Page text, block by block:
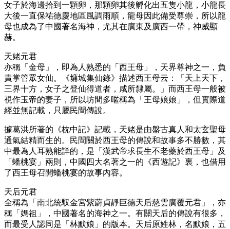
女子於海邊拾到一顆卵，那顆卵其後孵化出五隻小龍，小龍長
大後一直保祐德慶地區風調雨順，龍母因此備受尊崇，所以龍
母也成為了中國著名海神，尤其在廣東及廣西一帶，神威顯
赫。
天姥元君
亦稱「金母」，即為人熟悉的「西王母」，天界尊神之一，負
責掌管眾女仙。《墉城集仙錄》描述西王母云：「天上天下，
三界十方，女子之登仙得道者，咸所隸屬。」而西王母一般被
視作玉帝的妻子，所以坊間多暱稱為「王母娘娘」，但實際道
經並無記載，只屬民間傳說。
據葛洪所著的《枕中記》記載，天姥是由盤古真人和太玄聖母
通氣結精而生的。民間關於西王母的傳說和故事多不勝數，其
中最為人耳熟能詳的，是「漢武帝求長生不老藥於西王母」及
「蟠桃宴」兩則，中國四大名著之一的《西遊記》裏，也借用
了西王母召開蟠桃宴的故事內容。
天后元君
全稱為「南北統馭金宮紫蔚貞靜巨德天后慈雲廣覆元君」，亦
稱「媽祖」，中國著名的海神之一。有關天后的傳說有很多，
而最受人認同是「林默娘」的版本。天后原姓林，名默娘，五